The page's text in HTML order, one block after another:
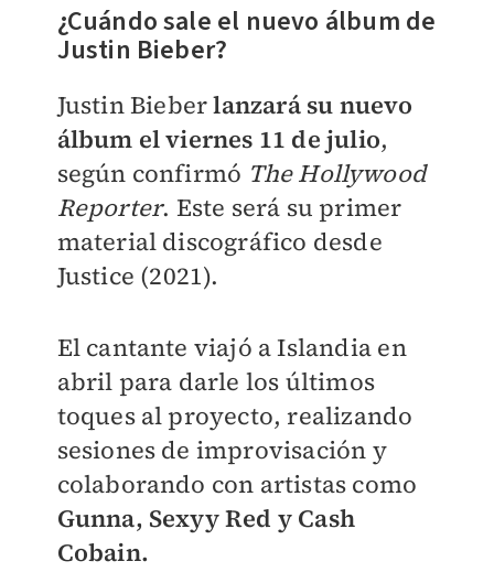
¿Cuándo sale el nuevo álbum de
Justin Bieber?
Justin Bieberlanzará su nuevo
álbum el viernes 11 de julio,
según confirmó The Hollywood
Reporter. Este será su primer
material discográfico desde
Justice (2021).
El cantante viajó a Islandia en
abril para darle los últimos
toques al proyecto, realizando
sesiones de improvisación y
colaborando con artistas como
Gunna, Sexyy Red y Cash
Cobain.